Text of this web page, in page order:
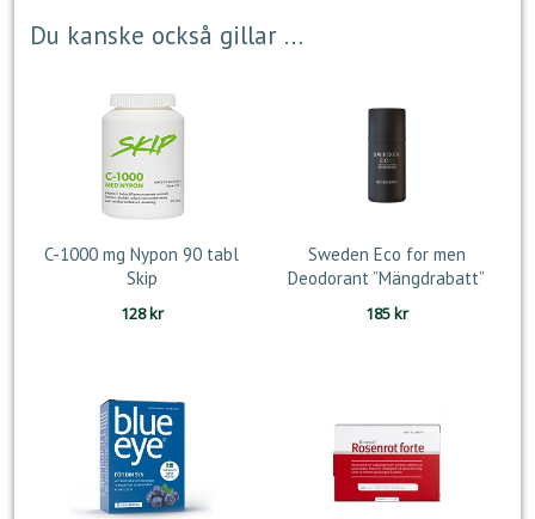
Du kanske också gillar …
C-1000 mg Nypon 90 tabl
Skip
128kr
Sweden Eco for men
Deodorant ”Mängdrabatt”
185kr